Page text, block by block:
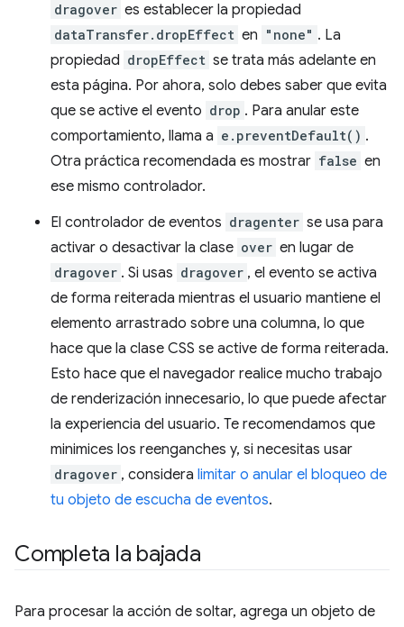
dragover es establecer la propiedad
dataTransfer.dropEffect en "none" . La
propiedad dropEffect se trata más adelante en
esta página. Por ahora, solo debes saber que evita
que se active el evento drop . Para anular este
comportamiento, llama a e.preventDefault() .
Otra práctica recomendada es mostrar false en
ese mismo controlador.
El controlador de eventos dragenter se usa para
activar o desactivar la clase over en lugar de
dragover . Si usas dragover , el evento se activa
de forma reiterada mientras el usuario mantiene el
elemento arrastrado sobre una columna, lo que
hace que la clase CSS se active de forma reiterada.
Esto hace que el navegador realice mucho trabajo
de renderización innecesario, lo que puede afectar
la experiencia del usuario. Te recomendamos que
minimices los reenganches y, si necesitas usar
dragover , considera limitar o anular el bloqueo de
tu objeto de escucha de eventos.
Completa la bajada
Para procesar la acción de soltar, agrega un objeto de